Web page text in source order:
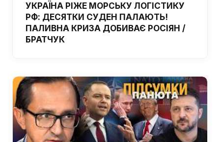
УКРАЇНА РІЖЕ МОРСЬКУ ЛОГІСТИКУ
РФ: ДЕСЯТКИ СУДЕН ПАЛАЮТЬ!
ПАЛИВНА КРИЗА ДОБИВАЄ РОСІЯН /
БРАТЧУК